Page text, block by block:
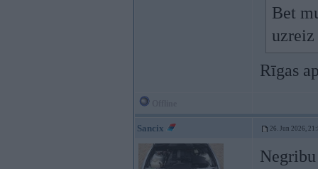
Bet
uzreiz
Rīgas
Sancix 26. Jun 2026,